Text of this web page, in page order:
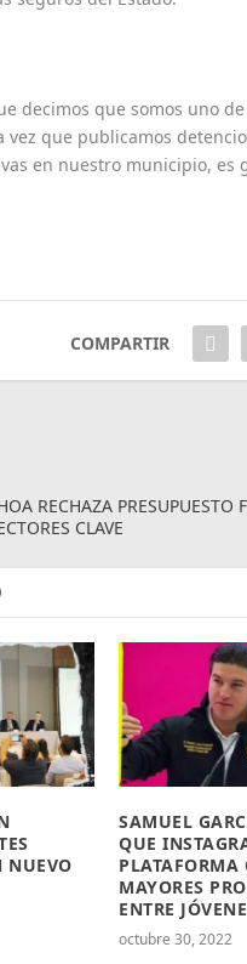
decimos que somos uno
vez que publicamos
en nuestro municipio, es
COMPARTIR
RECHAZA PRESUPUESTO
CLAVE
NUEVO
SAMUEL
QUE
PLATAFORMA
MAYORES
ENTRE
octubre 30, 2022